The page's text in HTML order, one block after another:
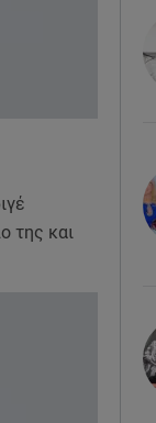
της και